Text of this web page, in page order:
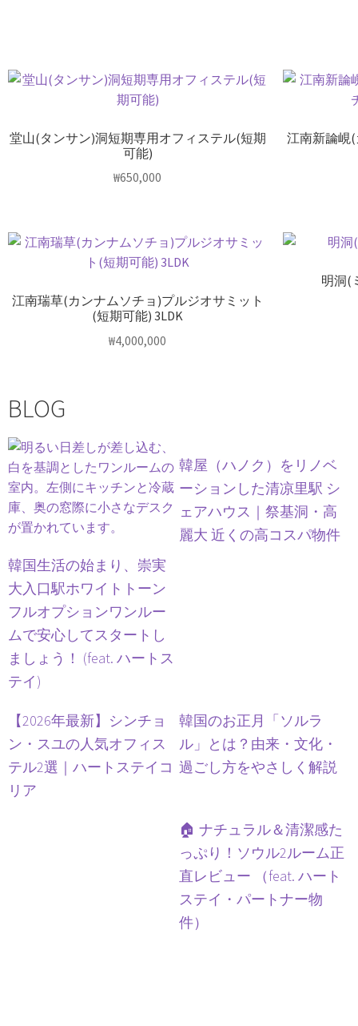
堂山(タンサン)洞短期専用オフィステル(短期
可能)
₩650,000
江南新論峴
江南瑞草(カンナムソチョ)プルジオサミット
(短期可能) 3LDK
₩4,000,000
明洞(
BLOG
韓国生活の始まり、崇実
大入口駅ホワイトトーン
フルオプションワンルー
ムで安心してスタートし
ましょう！ (feat. ハートス
テイ)
韓屋（ハノク）をリノベ
ーションした清凉里駅 シ
ェアハウス｜祭基洞・高
麗大 近くの高コスパ物件
【2026年最新】シンチョ
ン・スユの人気オフィス
テル2選｜ハートステイコ
リア
韓国のお正月「ソルラ
ル」とは？由来・文化・
過ごし方をやさしく解説
🏠 ナチュラル＆清潔感た
っぷり！ソウル2ルーム正
直レビュー （feat. ハート
ステイ・パートナー物
件）